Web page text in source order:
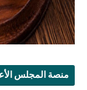
منصة المجلس